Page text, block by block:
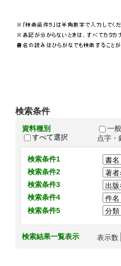
検索条件
資料種別
すべて選択
一般
点字・
検索条件1
検索条件2
検索条件3
検索条件4
検索条件5
検索結果一覧表示 表示数